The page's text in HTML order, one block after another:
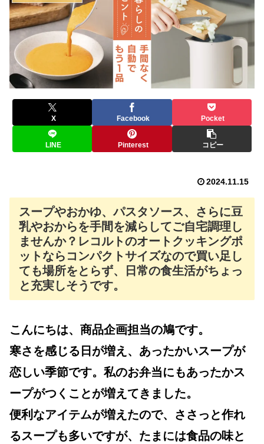
X Facebook Pocket
LINE Pinterest コピー
2024.11.15
スープやおかゆ、パスタソース、さらに豆
乳やおからを手間を減らしてご自宅調理し
ませんか？レコルトのオートクッキングポ
ットならコンパクトサイズなので買い足し
ても場所をとらず、日常の食生活がちょっ
と充実しそうです。
こんにちは、商品企画担当の鳩です。
寒さを感じる日が増え、あったかいスープが
恋しい季節です。私のお弁当にもあったかス
ープがつくことが増えてきました。
便利なアイテムが増えたので、ささっと作れ
るスープも多いですが、たまには食品の味と